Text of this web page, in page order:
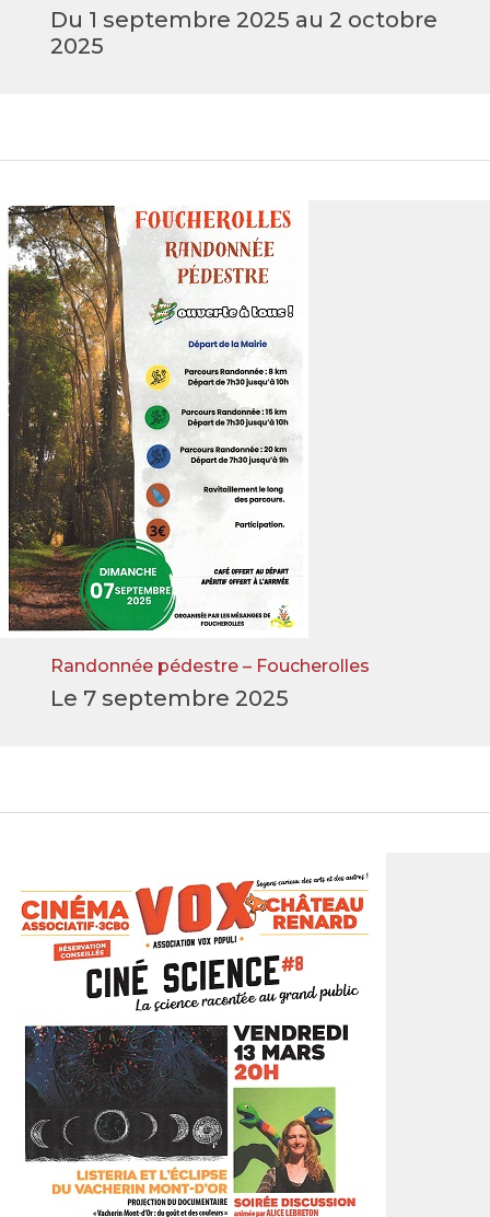
Du 1 septembre 2025 au 2 octobre
2025
Randonnée pédestre – Foucherolles
Le 7 septembre 2025